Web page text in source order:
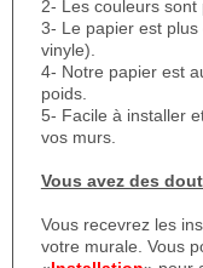
2- Les couleurs sont
3- Le papier est
vinyle).
4- Notre papier est
poids.
5- Facile à installer
vos murs.
Vous avez des
Vous recevrez les
votre murale. Vous